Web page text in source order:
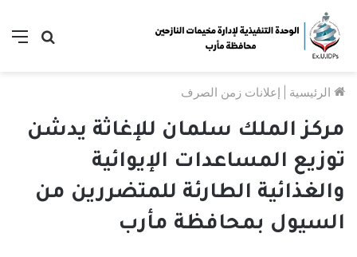
بحث
الرئيسية إعلانات زمن الصرف
مركز الملك سلمان للإغاثة يدشن
توزيع المساعدات الإيوائية
والغذائية الطارئة للمتضررين من
السيول بمحافظة مأرب